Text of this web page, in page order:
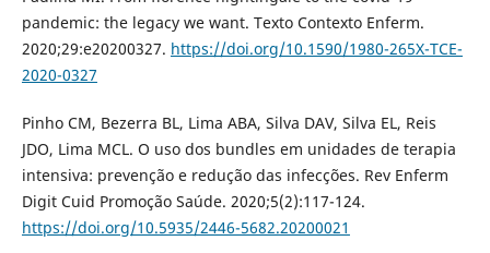
pandemic: the legacy we want. Texto Contexto Enferm.
2020;29:e20200327. https://doi.org/10.1590/1980-265X-TCE-
2020-0327
Pinho CM, Bezerra BL, Lima ABA, Silva DAV, Silva EL, Reis
JDO, Lima MCL. O uso dos bundles em unidades de terapia
intensiva: prevenção e redução das infecções. Rev Enferm
Digit Cuid Promoção Saúde. 2020;5(2):117-124.
https://doi.org/10.5935/2446-5682.20200021